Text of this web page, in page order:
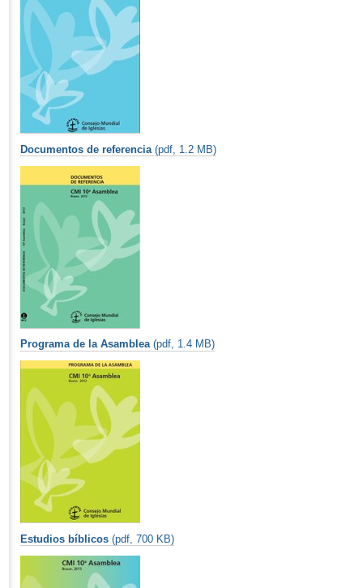
Documentos de referencia (pdf, 1.2 MB)
Programa de la Asamblea(pdf, 1.4 MB)
Estudios bíblicos(pdf, 700 KB)